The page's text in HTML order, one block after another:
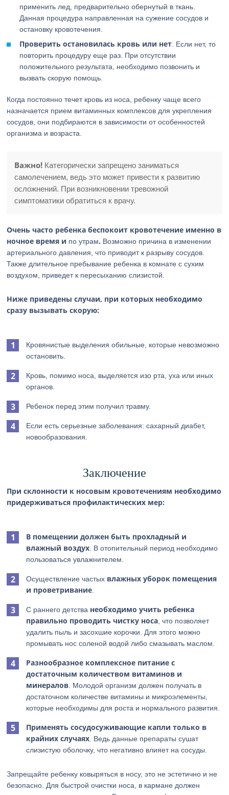
применить лед, предварительно обернутый в ткань.
Данная процедура направленная на сужение сосудов и
остановку кровотечения.
Проверить остановилась кровь или нет . Если нет, то
повторить процедуру еще раз. При отсутствии
положительного результата, необходимо позвонить и
вызвать скорую помощь.
Когда постоянно течет кровь из носа, ребенку чаще всего
назначается прием витаминных комплексов для укрепления
сосудов, они подбираются в зависимости от особенностей
организма и возраста.
Важно! Категорически запрещено заниматься
самолечением, ведь это может привести к развитию
осложнений. При возникновении тревожной
симптоматики обратиться к врачу.
Очень часто ребенка беспокоит кровотечение именно в
ночное время и по утрам. Возможно причина в изменении
артериального давления, что приводит к разрыву сосудов.
Также длительное пребывание ребенка в комнате с сухим
воздухом, приведет к пересыханию слизистой.
Ниже приведены случаи, при которых необходимо
сразу вызывать скорую:
Кровянистые выделения обильные, которые невозможно
остановить.
Кровь, помимо носа, выделяется изо рта, уха или иных
органов.
Ребенок перед этим получил травму.
Если есть серьезные заболевания: сахарный диабет,
новообразования.
Заключение
При склонности к носовым кровотечениям необходимо
придерживаться профилактических мер:
В помещении должен быть прохладный и
влажный воздух . В отопительный период необходимо
пользоваться увлажнителем.
Осуществление частых влажных уборок помещения
и проветривание
С раннего детства необходимо учить ребенка
правильно проводить чистку носа , что позволяет
удалить пыль и засохшие корочки. Для этого можно
промывать нос соленой водой либо смазывать маслом.
Разнообразное комплексное питание с
достаточным количеством витаминов и
минералов . Молодой организм должен получать в
достаточном количестве витамины и микроэлементы,
которые необходимы для роста и нормального развития.
Применять сосудосуживающие капли только в
крайних случаях . Ведь данные препараты сушат
слизистую оболочку, что негативно влияет на сосуды.
Запрещайте ребенку ковыряться в носу, это не эстетично и не
безопасно. Для быстрой очистки носа, в кармане должен